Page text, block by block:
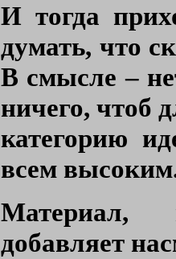
И тогда
думать, что
В смысле –
ничего, чтоб
категорию
всем
Материал,
добавляет